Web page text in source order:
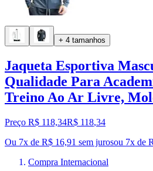
+ 4 tamanhos
Jaqueta Esportiva
Qualidade Para
Treino Ao Ar Livre,
Preço R$ 118,34R$ 118,34
Ou 7x de R$ 16,91 sem jurosou 7x de
Compra Internacional